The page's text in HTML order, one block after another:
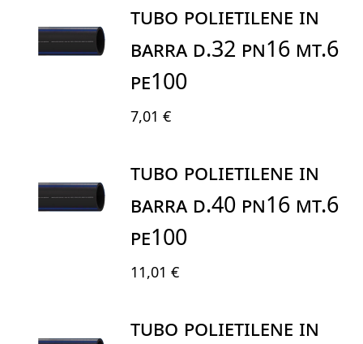
TUBO POLIETILENE IN
BARRA D.32 PN16 MT.6
PE100
7,01 €
TUBO POLIETILENE IN
BARRA D.40 PN16 MT.6
PE100
11,01 €
TUBO POLIETILENE IN